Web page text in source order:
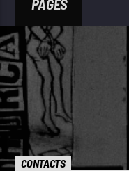
PAGES
CONTACTS